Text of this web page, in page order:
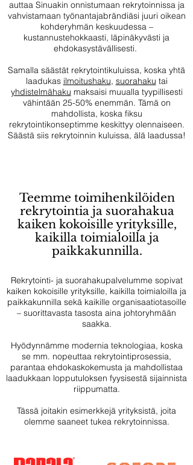
auttaa Sinuakin onnistumaan rekrytoinnissa ja
vahvistamaan työnantajabrändiäsi juuri oikean
kohderyhmän keskuudessa –
kustannustehokkaasti, läpinäkyvästi ja
ehdokasystävällisesti.
Samalla säästät rekrytointikuluissa, koska yhtä
laadukas ilmoitushaku, suorahaku tai
yhdistelmähaku maksaisi muualla tyypillisesti
vähintään 25-50% enemmän. Tämä on
mahdollista, koska fiksu
rekrytointikonseptimme keskittyy olennaiseen.
Säästä siis rekrytoinnin kuluissa, älä laadussa!
Teemme toimihenkilöiden
rekrytointia ja suorahakua
kaiken kokoisille yrityksille,
kaikilla toimialoilla ja
paikkakunnilla.
Rekrytointi- ja suorahakupalvelumme sopivat
kaiken kokoisille yrityksille, kaikilla toimialoilla ja
paikkakunnilla sekä kaikille organisaatiotasoille
– suorittavasta tasosta aina johtoryhmään
saakka.​
Hyödynnämme modernia teknologiaa, koska
se mm. nopeuttaa rekrytointiprosessia,
parantaa ehdokaskokemusta ja mahdollistaa
laadukkaan lopputuloksen fyysisestä sijainnista
riippumatta.
Tässä joitakin esimerkkejä yrityksistä, joita
olemme saaneet tukea rekrytoinnissa.